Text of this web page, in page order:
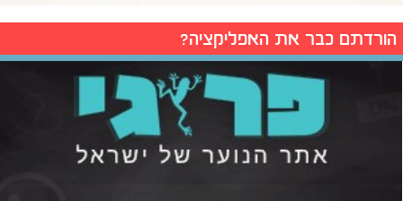
הורדתם כבר את האפליקציה?